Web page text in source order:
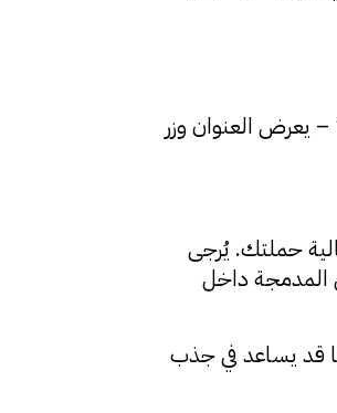
– يعرض العنوان وزر
حملتك. يُرجى
المدمجة داخل
قد يساعد في جذب